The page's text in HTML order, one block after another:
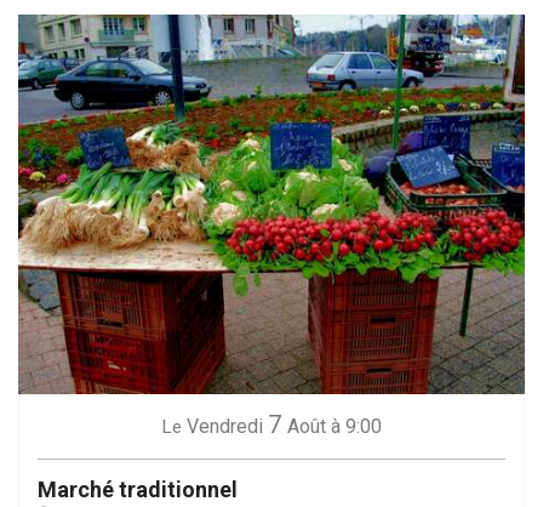
Le Vendredi 7 Août à 9:00
Marché traditionnel